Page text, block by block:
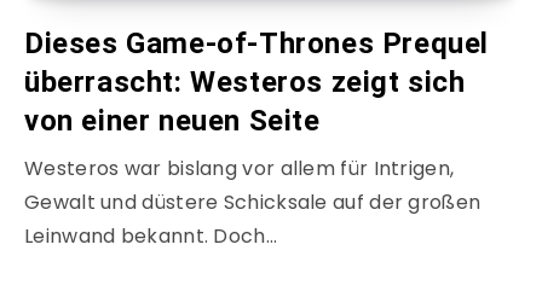
Dieses Game-of-Thrones Prequel
überrascht: Westeros zeigt sich
von einer neuen Seite
Westeros war bislang vor allem für Intrigen,
Gewalt und düstere Schicksale auf der großen
Leinwand bekannt. Doch…